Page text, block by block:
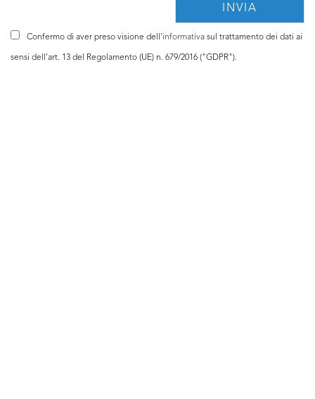
Confermo di aver preso visione dell'informativa sul trattamento dei dati ai
sensi dell’art. 13 del Regolamento (UE) n. 679/2016 ("GDPR").